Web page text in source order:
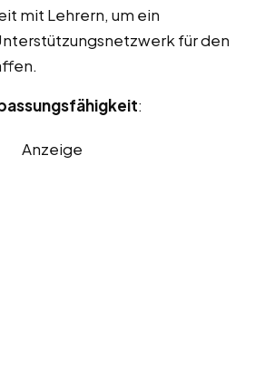
mit Lehrern, um ein
für den
:
Anzeige